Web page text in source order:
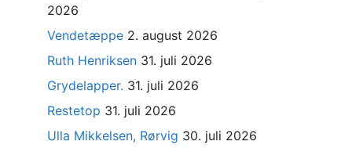
2026
Vendetæppe 2. august 2026
Ruth Henriksen 31. juli 2026
Grydelapper. 31. juli 2026
Restetop 31. juli 2026
Ulla Mikkelsen, Rørvig 30. juli 2026